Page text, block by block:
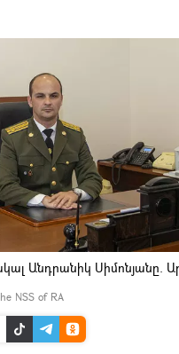
Անդրանիկ Սիմոնյանը.
NSS of RA